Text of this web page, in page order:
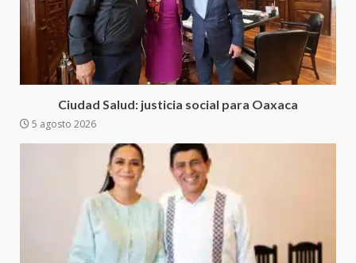
Ciudad Salud: justicia social para Oaxaca
5 agosto 2026
5
animal tras denuncia ciudadana
16 julio 2026
Detienen a Ernesto Ruffo en Baja
California; FGR lo investiga por
presuntos delitos de
16 julio 2026
Sin paso carretera Oaxaca-
Cuacnopalan
26 junio 2026